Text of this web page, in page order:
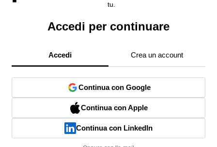
tu.
Accedi per continuare
Accedi Crea un account
Continua con Google
Continua con Apple
Continua con LinkedIn